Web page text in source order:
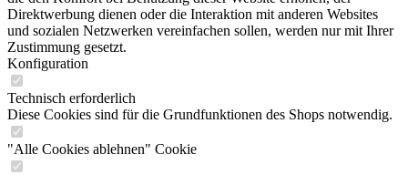
Direktwerbung dienen oder die Interaktion mit anderen Websites
und sozialen Netzwerken vereinfachen sollen, werden nur mit Ihrer
Zustimmung gesetzt.
Konfiguration
Technisch erforderlich
Diese Cookies sind für die Grundfunktionen des Shops notwendig.
"Alle Cookies ablehnen" Cookie